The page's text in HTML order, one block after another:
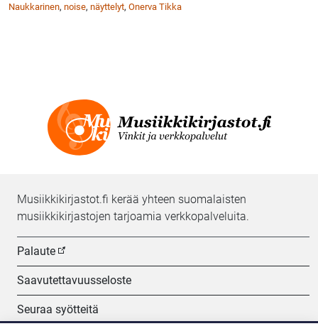
Naukkarinen, noise, näyttelyt, Onerva Tikka
Musiikkikirjastot.fi kerää yhteen suomalaisten
musiikkikirjastojen tarjoamia verkkopalveluita.
Palaute
Saavutettavuusseloste
Seuraa syötteitä